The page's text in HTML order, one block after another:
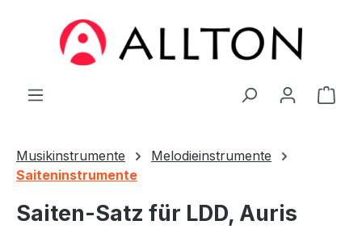
Zum Hauptinhalt springen
Musikinstrumente
Melodieinstrumente
Saiteninstrumente
Saiten-Satz für LDD, Auris